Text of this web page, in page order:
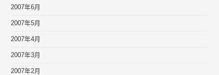
2007年6月
2007年5月
2007年4月
2007年3月
2007年2月